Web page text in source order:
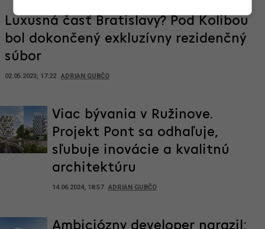
Luxusná časť Bratislavy? Pod Kolibou
bol dokončený exkluzívny rezidenčný
súbor
02.05.2023, 17:22 ADRIAN GUBČO
Viac bývania v Ružinove.
Projekt Pont sa odhaľuje,
sľubuje inovácie a kvalitnú
architektúru
14.06.2024, 18:57 ADRIAN GUBČO